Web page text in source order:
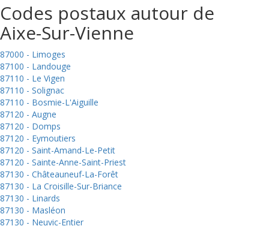
Codes postaux autour de
Aixe-Sur-Vienne
87000 - Limoges
87100 - Landouge
87110 - Le Vigen
87110 - Solignac
87110 - Bosmie-L'Aiguille
87120 - Augne
87120 - Domps
87120 - Eymoutiers
87120 - Saint-Amand-Le-Petit
87120 - Sainte-Anne-Saint-Priest
87130 - Châteauneuf-La-Forêt
87130 - La Croisille-Sur-Briance
87130 - Linards
87130 - Masléon
87130 - Neuvic-Entier